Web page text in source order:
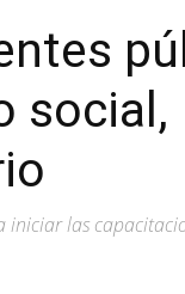
social,
las